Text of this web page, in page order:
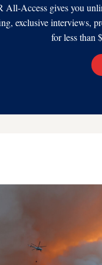
Access gives you
exclusive interviews,
for less than